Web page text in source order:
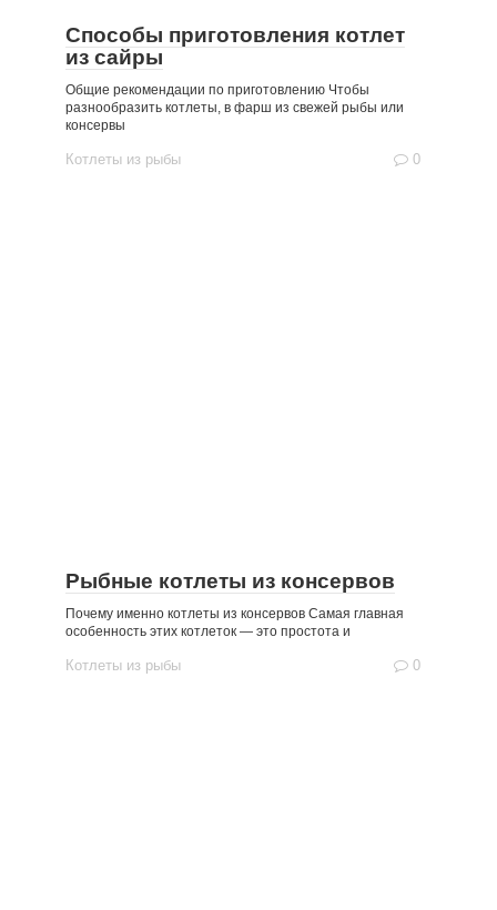
Способы приготовления котлет
из сайры
Общие рекомендации по приготовлению Чтобы
разнообразить котлеты, в фарш из свежей рыбы или
консервы
Котлеты из рыбы 0
Рыбные котлеты из консервов
Почему именно котлеты из консервов Самая главная
особенность этих котлеток — это простота и
Котлеты из рыбы 0